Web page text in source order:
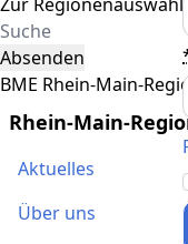
Absenden
BME Rhein-Main-
Rhein-Main-
Aktuelles
Über uns